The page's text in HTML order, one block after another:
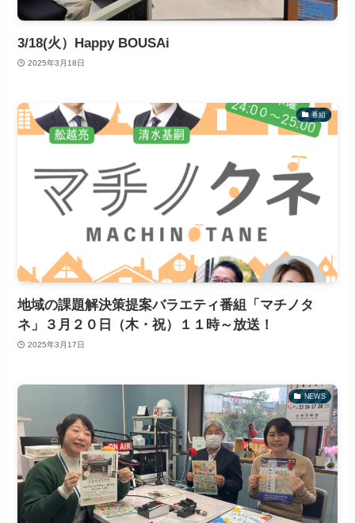
3/18(火）Happy BOUSAi
2025年3月18日
番組
地域の課題解決策提案バラエティ番組「マチノタ
ネ」３月２０日（木・祝）１１時～放送！
2025年3月17日
NEWS